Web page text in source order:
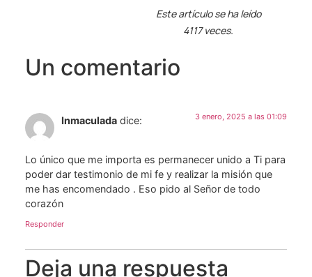
Este artículo se ha leído
4117 veces.
Un comentario
Inmaculada dice: 3 enero, 2025 a las 01:09
Lo único que me importa es permanecer unido a Ti para
poder dar testimonio de mi fe y realizar la misión que
me has encomendado . Eso pido al Señor de todo
corazón
Responder
Deja una respuesta